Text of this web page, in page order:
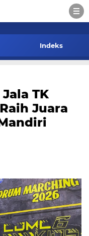
Indeks
TK
Juara